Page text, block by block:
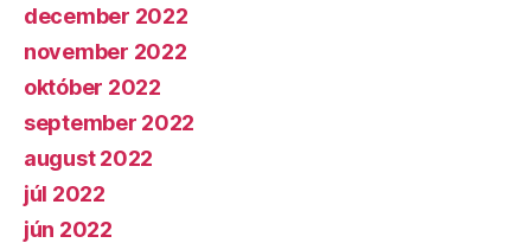
december 2022
november 2022
október 2022
september 2022
august 2022
júl 2022
jún 2022